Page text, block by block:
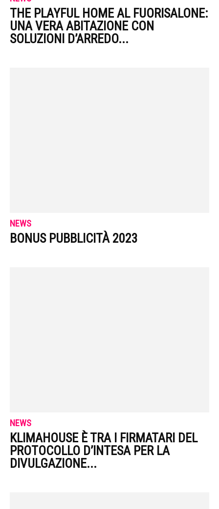
THE PLAYFUL HOME AL FUORISALONE:
UNA VERA ABITAZIONE CON
SOLUZIONI D’ARREDO...
NEWS
BONUS PUBBLICITÀ 2023
NEWS
KLIMAHOUSE È TRA I FIRMATARI DEL
PROTOCOLLO D’INTESA PER LA
DIVULGAZIONE...